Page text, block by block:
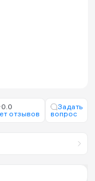
0.0
отзывов
Задать
вопрос